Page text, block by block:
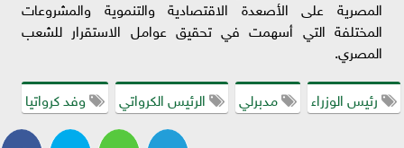
المصرية على الأصعدة الاقتصادية والتنموية والمشروعات
المختلفة التي أسهمت في تحقيق عوامل الاستقرار للشعب
المصري.
رئيس الوزراء
مدبرلي الرئيس الكرواتي وفد كرواتيا